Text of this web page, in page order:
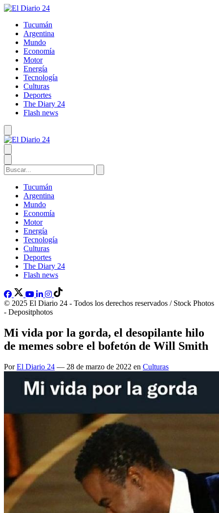
Tucumán
Argentina
Mundo
Economía
Motor
Energía
Tecnología
Culturas
Deportes
The Diary 24
Flash news
Tucumán
Argentina
Mundo
Economía
Motor
Energía
Tecnología
Culturas
Deportes
The Diary 24
Flash news
© 2025 El Diario 24 - Todos los derechos reservados / Stock Photos
- Depositphotos
Mi vida por la gorda, el desopilante hilo
de memes sobre el bofetón de Will Smith
PorEl Diario 24 — 28 de marzo de 2022 en Culturas